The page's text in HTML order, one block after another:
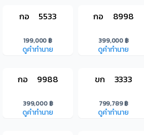
กอ 5533
199,000 ฿
ดูคำทำนาย
กอ 8998
399,000 ฿
ดูคำทำนาย
กอ 9988
399,000 ฿
ดูคำทำนาย
ขก 3333
799,789 ฿
ดูคำทำนาย